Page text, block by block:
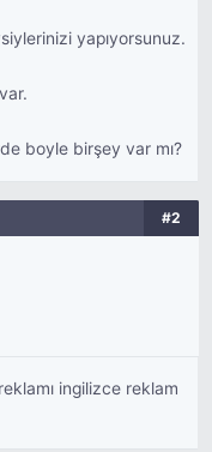
yapıyorsunuz.
boyle birşey var mı?
#2
ingilizce reklam